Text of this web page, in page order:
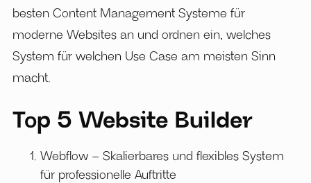
besten Content Management Systeme für
moderne Websites an und ordnen ein, welches
System für welchen Use Case am meisten Sinn
macht.
Top 5 Website Builder
Webflow – Skalierbares und flexibles System
für professionelle Auftritte